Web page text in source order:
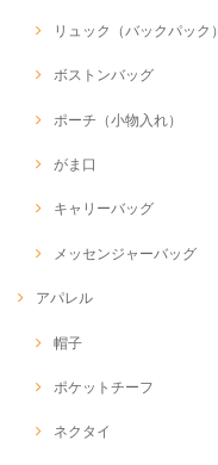
リュック（バックパック）
ボストンバッグ
ポーチ（小物入れ）
がま口
キャリーバッグ
メッセンジャーバッグ
アパレル
帽子
ポケットチーフ
ネクタイ